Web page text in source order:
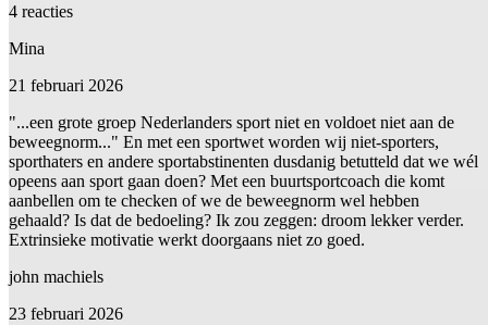
4 reacties
Mina
21 februari 2026
"...een grote groep Nederlanders sport niet en voldoet niet aan de
beweegnorm..." En met een sportwet worden wij niet-sporters,
sporthaters en andere sportabstinenten dusdanig betutteld dat we wél
opeens aan sport gaan doen? Met een buurtsportcoach die komt
aanbellen om te checken of we de beweegnorm wel hebben
gehaald? Is dat de bedoeling? Ik zou zeggen: droom lekker verder.
Extrinsieke motivatie werkt doorgaans niet zo goed.
john machiels
23 februari 2026